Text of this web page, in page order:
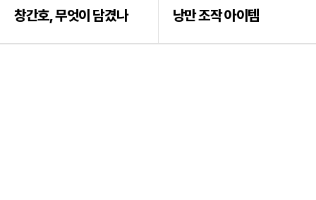
창간호, 무엇이 담겼나 낭만 조작 아이템